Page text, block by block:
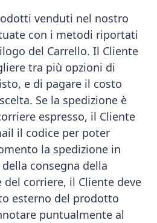
venduti nel nostro
con i metodi riportati
del Carrello. Il Cliente
tra più opzioni di
e di pagare il costo
Se la spedizione è
espresso, il Cliente
il codice per poter
la spedizione in
consegna della
del corriere, il Cliente deve
esterno del prodotto
puntualmente al